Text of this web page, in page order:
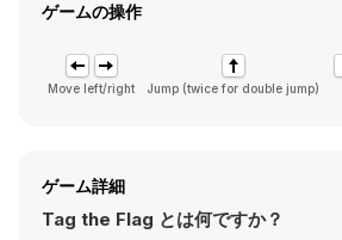
ゲームの操作
Move left/right Jump (twice for double jump)
ゲーム詳細
Tag the Flag とは何ですか？